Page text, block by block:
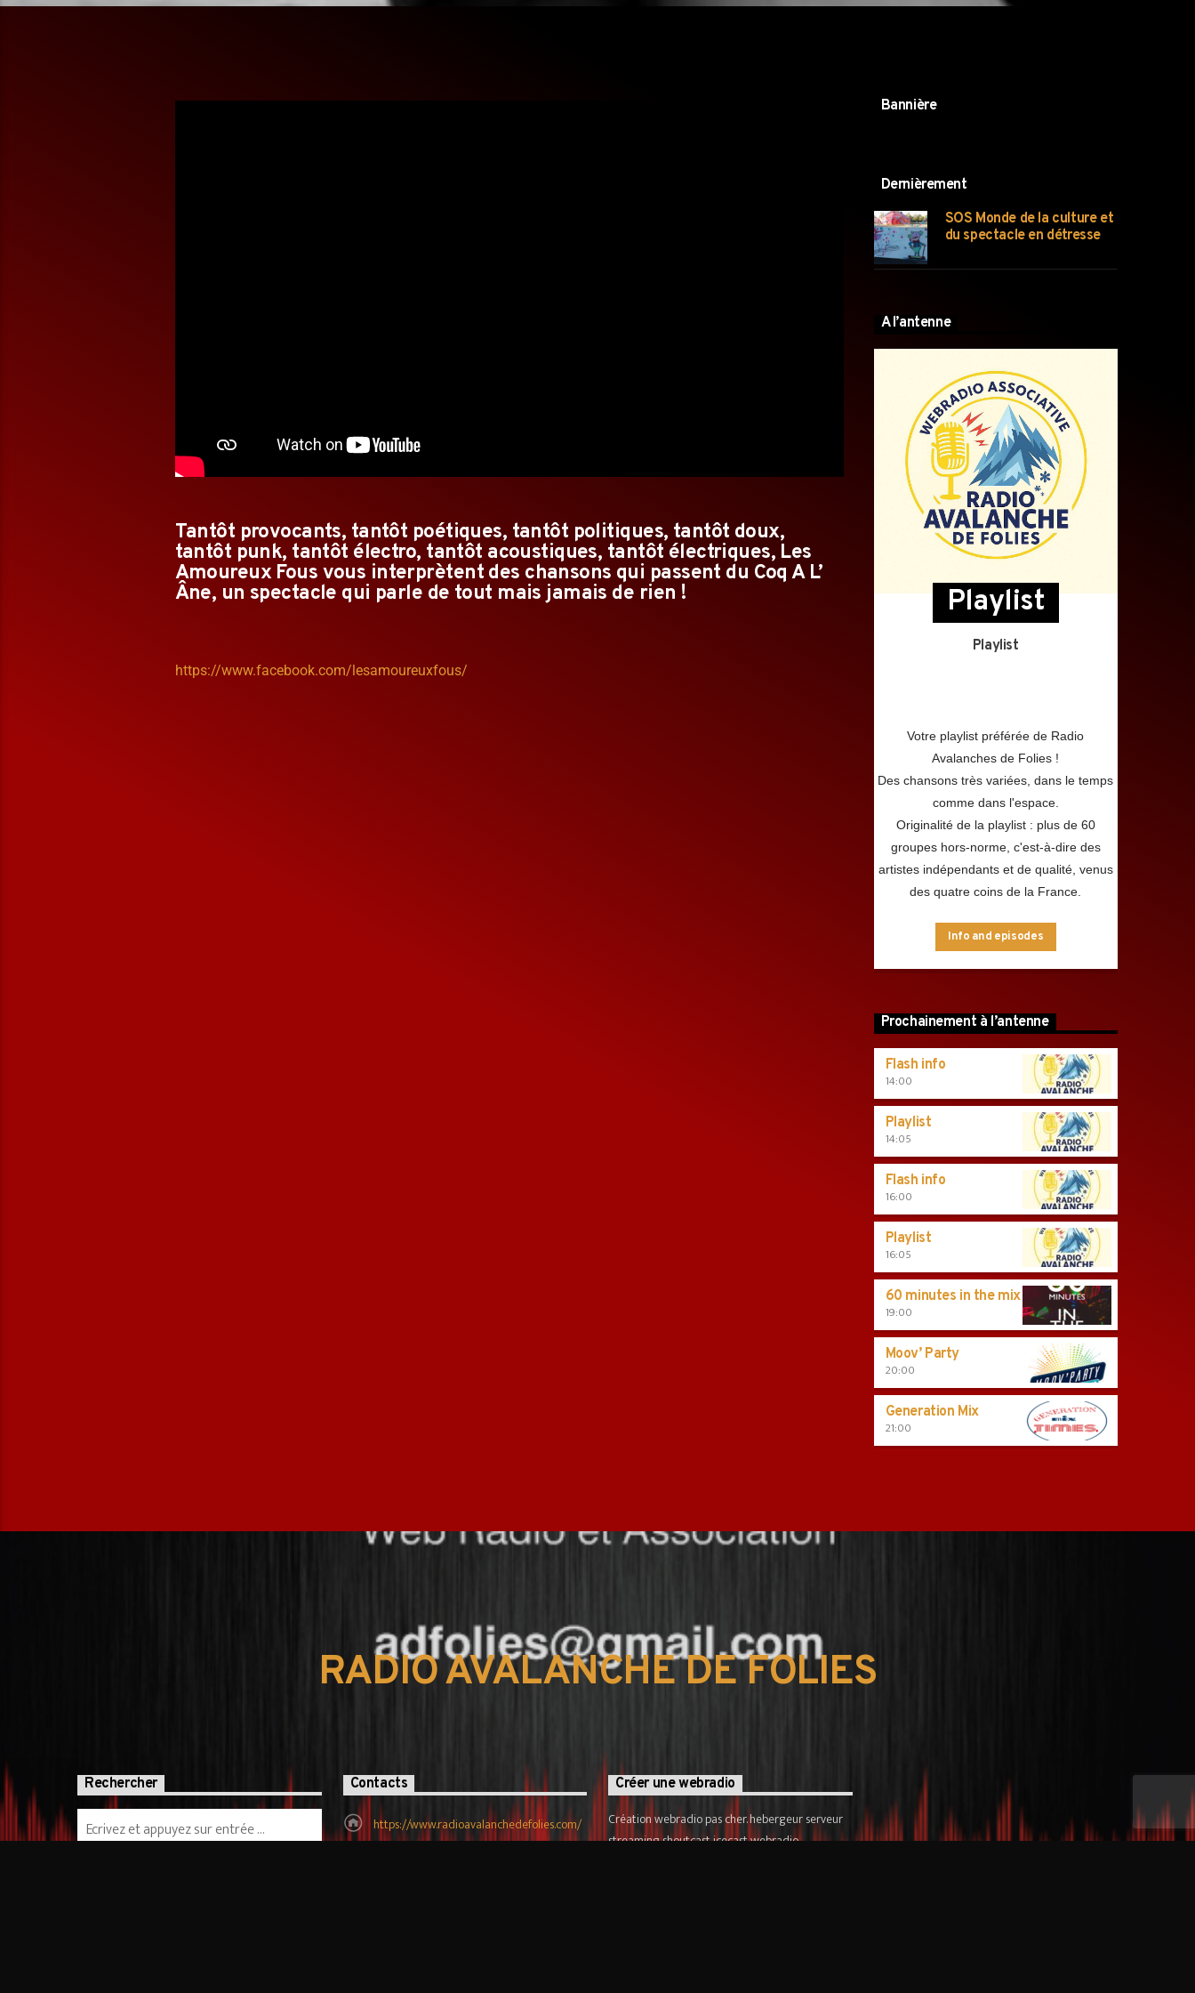
Tantôt provocants, tantôt poétiques, tantôt politiques, tantôt doux,
tantôt punk, tantôt électro, tantôt acoustiques, tantôt électriques, Les
Amoureux Fous vous interprètent des chansons qui passent du Coq A L’
Âne, un spectacle qui parle de tout mais jamais de rien !
https://www.facebook.com/lesamoureuxfous/
Bannière
Dernièrement
SOS Monde de la culture et
du spectacle en détresse
A l’antenne
Playlist
Playlist
Votre playlist préférée de Radio
Avalanches de Folies !
Des chansons très variées, dans le temps
comme dans l'espace.
Originalité de la playlist : plus de 60
groupes hors-norme, c'est-à-dire des
artistes indépendants et de qualité, venus
des quatre coins de la France.
Info and episodes
Prochainement à l’antenne
Flash info
14:00
Playlist
14:05
Flash info
16:00
Playlist
16:05
60 minutes in the mix
19:00
Moov’ Party
20:00
Generation Mix
21:00
RADIO AVALANCHE DE FOLIES
Rechercher Contacts
https://www.radioavalanchedefolies.com/
Créer une webradio
Création webradio pas cher. hebergeur serveur
streaming shoutcast icecast webradio.